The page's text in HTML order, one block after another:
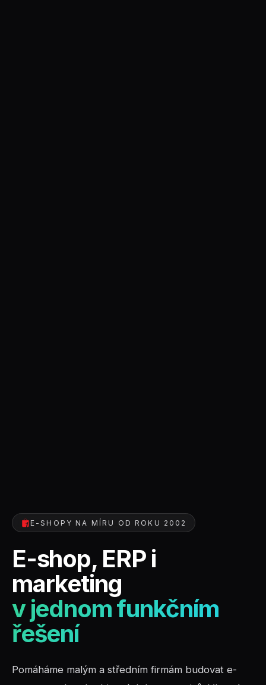
E-SHOPY NA MÍRU OD ROKU 2002
E-shop, ERP i
marketing
v jednom funkčním
řešení
Pomáháme malým a středním firmám budovat e-